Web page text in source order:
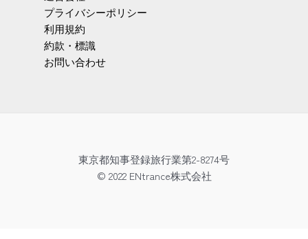
プライバシーポリシー
利用規約
約款・標識
お問い合わせ
東京都知事登録旅行業第2-8274号
© 2022 ENtrance株式会社